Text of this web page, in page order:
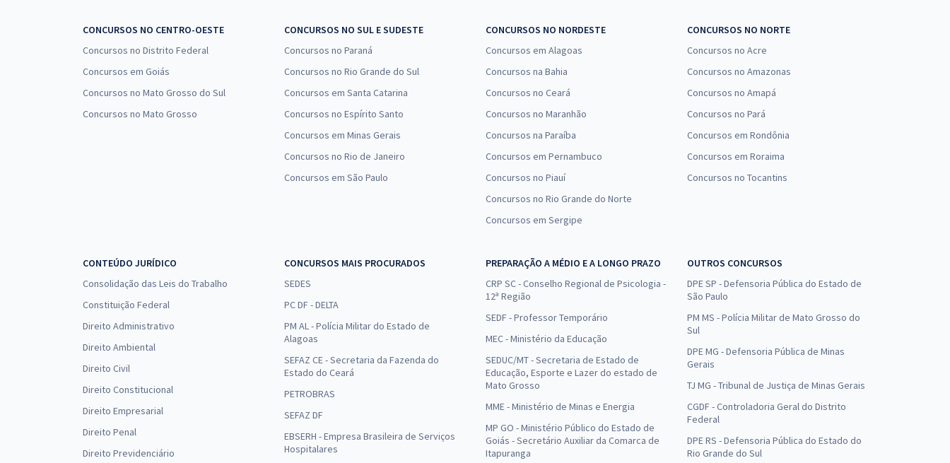
CONCURSOS NO CENTRO-OESTE
Concursos no Distrito Federal
Concursos em Goiás
Concursos no Mato Grosso do Sul
Concursos no Mato Grosso
CONCURSOS NO SUL E SUDESTE
Concursos no Paraná
Concursos no Rio Grande do Sul
Concursos em Santa Catarina
Concursos no Espírito Santo
Concursos em Minas Gerais
Concursos no Rio de Janeiro
Concursos em São Paulo
CONCURSOS NO NORDESTE
Concursos em Alagoas
Concursos na Bahia
Concursos no Ceará
Concursos no Maranhão
Concursos na Paraíba
Concursos em Pernambuco
Concursos no Piauí
Concursos no Rio Grande do Norte
Concursos em Sergipe
CONCURSOS NO NORTE
Concursos no Acre
Concursos no Amazonas
Concursos no Amapá
Concursos no Pará
Concursos em Rondônia
Concursos em Roraima
Concursos no Tocantins
CONTEÚDO JURÍDICO
Consolidação das Leis do Trabalho
Constituição Federal
Direito Administrativo
Direito Ambiental
Direito Civil
Direito Constitucional
Direito Empresarial
Direito Penal
Direito Previdenciário
CONCURSOS MAIS PROCURADOS
SEDES
PC DF - DELTA
PM AL - Polícia Militar do Estado de
Alagoas
SEFAZ CE - Secretaria da Fazenda do
Estado do Ceará
PETROBRAS
SEFAZ DF
EBSERH - Empresa Brasileira de Serviços
Hospitalares
PREPARAÇÃO A MÉDIO E A LONGO PRAZO
CRP SC - Conselho Regional de Psicologia -
12ª Região
SEDF - Professor Temporário
MEC - Ministério da Educação
SEDUC/MT - Secretaria de Estado de
Educação, Esporte e Lazer do estado de
Mato Grosso
MME - Ministério de Minas e Energia
MP GO - Ministério Público do Estado de
Goiás - Secretário Auxiliar da Comarca de
Itapuranga
OUTROS CONCURSOS
DPE SP - Defensoria Pública do Estado de
São Paulo
PM MS - Polícia Militar de Mato Grosso do
Sul
DPE MG - Defensoria Pública de Minas
Gerais
TJ MG - Tribunal de Justiça de Minas Gerais
CGDF - Controladoria Geral do Distrito
Federal
DPE RS - Defensoria Pública do Estado do
Rio Grande do Sul